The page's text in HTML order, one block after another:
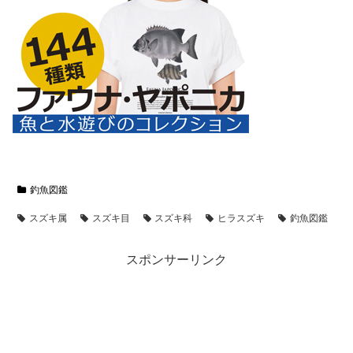
釣魚図鑑
スズキ属 スズキ目 スズキ科 ヒラスズキ 釣魚図鑑
スポンサーリンク